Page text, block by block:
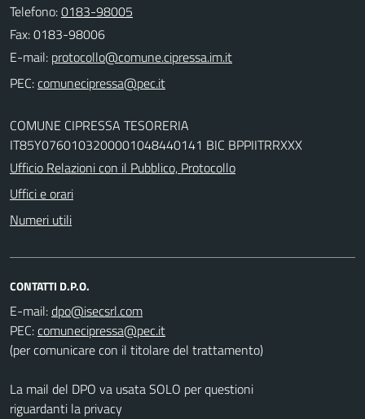
Telefono:0183-98005
Fax: 0183-98006
E-mail:
PEC:
COMUNE CIPRESSA TESORERIA
IT85Y0760103200001048440141 BIC BPPIITRRXXX
Ufficio Relazioni con il Pubblico, Protocollo
Uffici e orari
Numeri utili
CONTATTI D.P.O.
E-mail:
PEC:
(per comunicare con il titolare del trattamento)
La mail del DPO va usata SOLO per questioni
riguardanti la privacy